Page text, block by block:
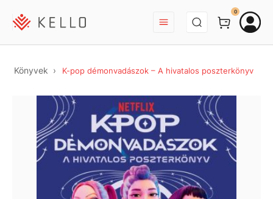
BEJELENTKEZÉS
0
Könyvek K-pop démonvadászok – A hivatalos poszterkönyv